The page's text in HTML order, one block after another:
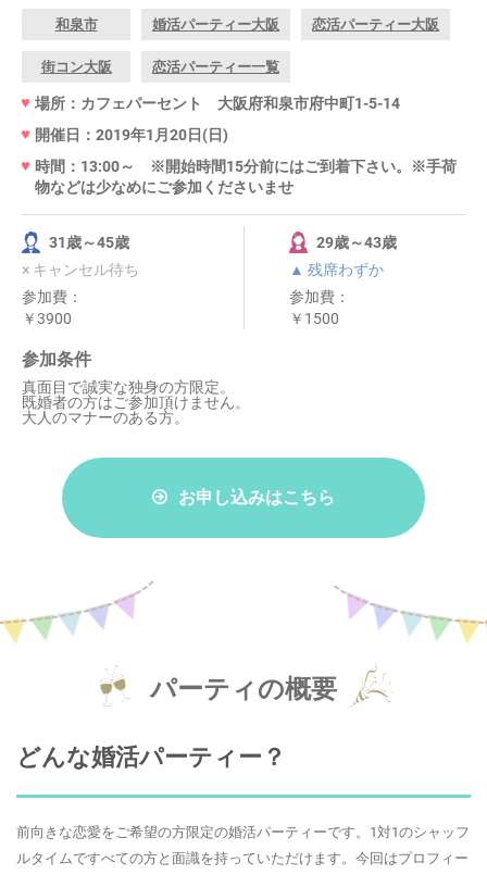
和泉市 婚活パーティー大阪 恋活パーティー大阪
街コン大阪 恋活パーティー一覧
場所：カフェパーセント 大阪府和泉市府中町1-5-14
開催日：2019年1月20日(日)
時間：13:00～ ※開始時間15分前にはご到着下さい。※手荷
物などは少なめにご参加くださいませ
31歳～45歳
× キャンセル待ち
参加費：
￥3900
29歳～43歳
▲ 残席わずか
参加費：
￥1500
参加条件
真面目で誠実な独身の方限定。
既婚者の方はご参加頂けません。
大人のマナーのある方。
お申し込みはこちら
パーティの概要
どんな婚活パーティー？
前向きな恋愛をご希望の方限定の婚活パーティーです。1対1のシャッフ
ルタイムですべての方と面識を持っていただけます。今回はプロフィー